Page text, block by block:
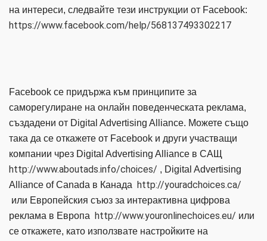
на интереси, следвайте тези инструкции от Facebook:
https://www.facebook.com/help/568137493302217
Facebook се придържа към принципите за
саморегулиране на онлайн поведенческата реклама,
създадени от Digital Advertising Alliance. Можете също
така да се откажете от Facebook и други участващи
компании чрез Digital Advertising Alliance в САЩ
http://www.aboutads.info/choices/ , Digital Advertising
Alliance of Canada в Канада http://youradchoices.ca/
или Европейския съюз за интерактивна цифрова
реклама в Европа http://www.youronlinechoices.eu/ или
се откажете, като използвате настройките на